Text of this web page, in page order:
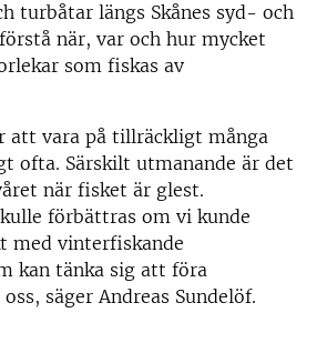
turbåtar längs Skånes syd- och
när, var och hur mycket
som fiskas av
att vara på tillräckligt många
ofta. Särskilt utmanande är det
när fisket är glest.
förbättras om vi kunde
med vinterfiskande
kan tänka sig att föra
säger Andreas Sundelöf.